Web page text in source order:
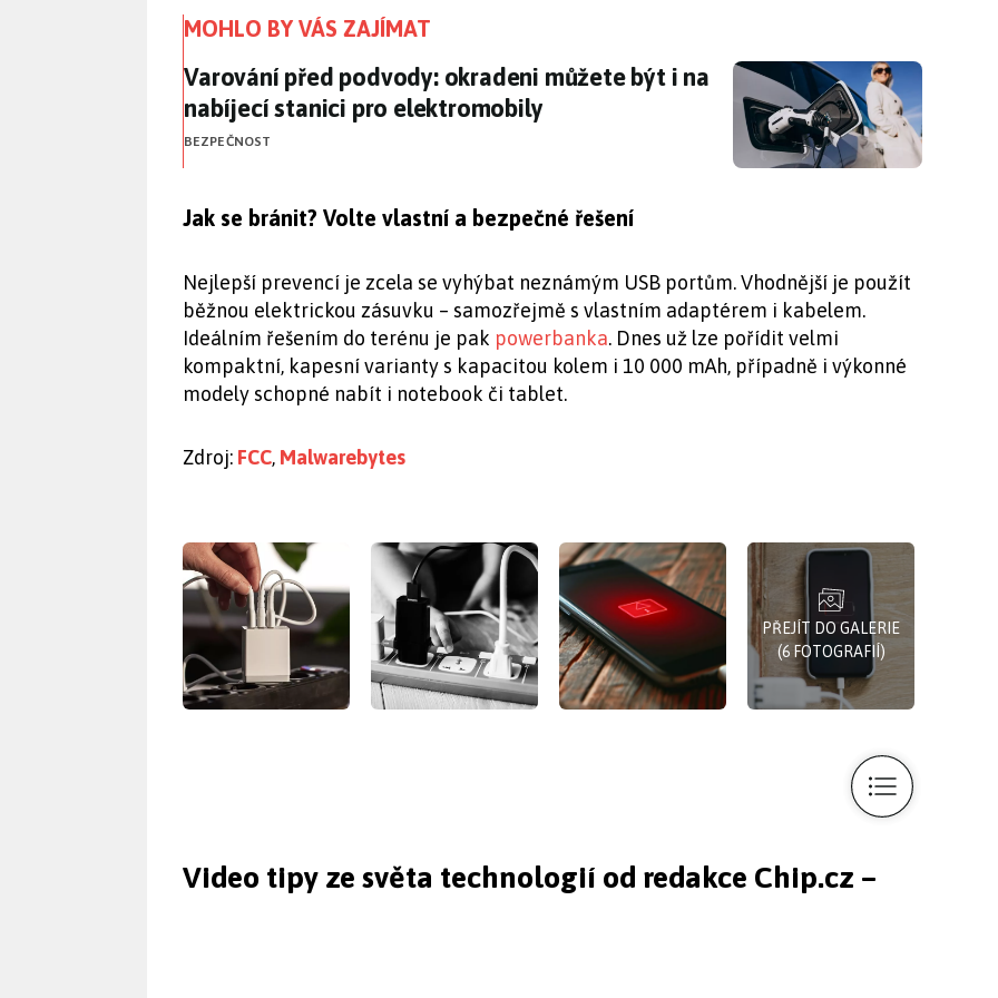
MOHLO BY VÁS ZAJÍMAT
Varování před podvody: okradeni můžete být i na nabíjecí stanici pro
Varování před podvody: okradeni můžete být i na
nabíjecí stanici pro elektromobily
BEZPEČNOST
Jak se bránit? Volte vlastní a bezpečné řešení
Nejlepší prevencí je zcela se vyhýbat neznámým USB portům. Vhodnější je použít
běžnou elektrickou zásuvku – samozřejmě s vlastním adaptérem i kabelem.
Ideálním řešením do terénu je pak powerbanka. Dnes už lze pořídit velmi
kompaktní, kapesní varianty s kapacitou kolem i 10 000 mAh, případně i výkonné
modely schopné nabít i notebook či tablet.
Zdroj: FCC, Malwarebytes
PŘEJÍT DO GALERIE
(6 FOTOGRAFIÍ)
Video tipy ze světa technologií od redakce Chip.cz –